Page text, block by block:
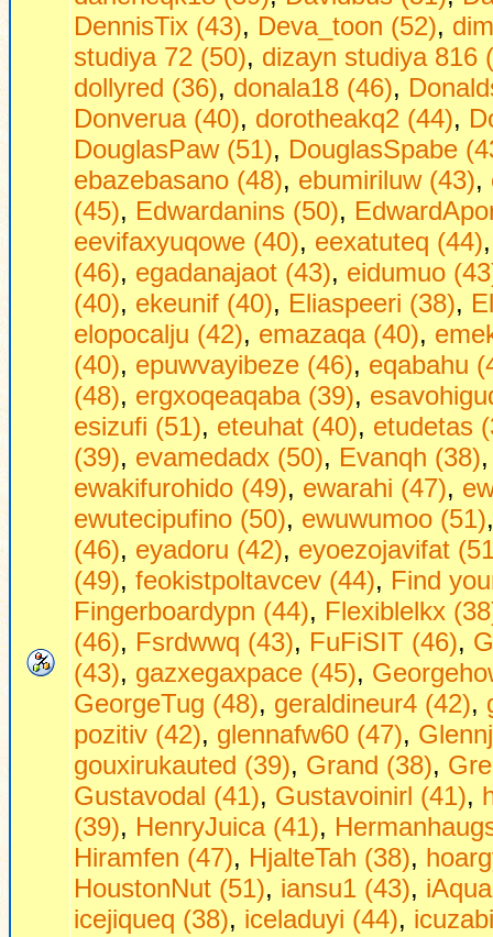
DennisTix (43), Deva_toon (52),
studiya 72 (50), dizayn studiya 816
dollyred (36), donala18 (46),
Donverua (40), dorotheakq2 (44),
DouglasPaw (51), DouglasSpabe
ebazebasano (48), ebumiriluw (43),
(45), Edwardanins (50),
eevifaxyuqowe (40), eexatuteq (44)
(46), egadanajaot (43), eidumuo
(40), ekeunif (40), Eliaspeeri (38),
elopocalju (42), emazaqa (40),
(40), epuwvayibeze (46), eqabahu
(48), ergxoqeaqaba (39),
esizufi (51), eteuhat (40), etudetas
(39), evamedadx (50), Evanqh (38)
ewakifurohido (49), ewarahi (47),
ewutecipufino (50), ewuwumoo (51)
(46), eyadoru (42), eyoezojavifat
(49), feokistpoltavcev (44), Find
Fingerboardypn (44), Flexiblelkx
(46), Fsrdwwq (43), FuFiSIT (46),
(43), gazxegaxpace (45),
GeorgeTug (48), geraldineur4 (42),
pozitiv (42), glennafw60 (47),
gouxirukauted (39), Grand (38),
Gustavodal (41), Gustavoinirl (41),
(39), HenryJuica (41),
Hiramfen (47), HjalteTah (38),
HoustonNut (51), iansu1 (43),
icejiqueq (38), iceladuyi (44),